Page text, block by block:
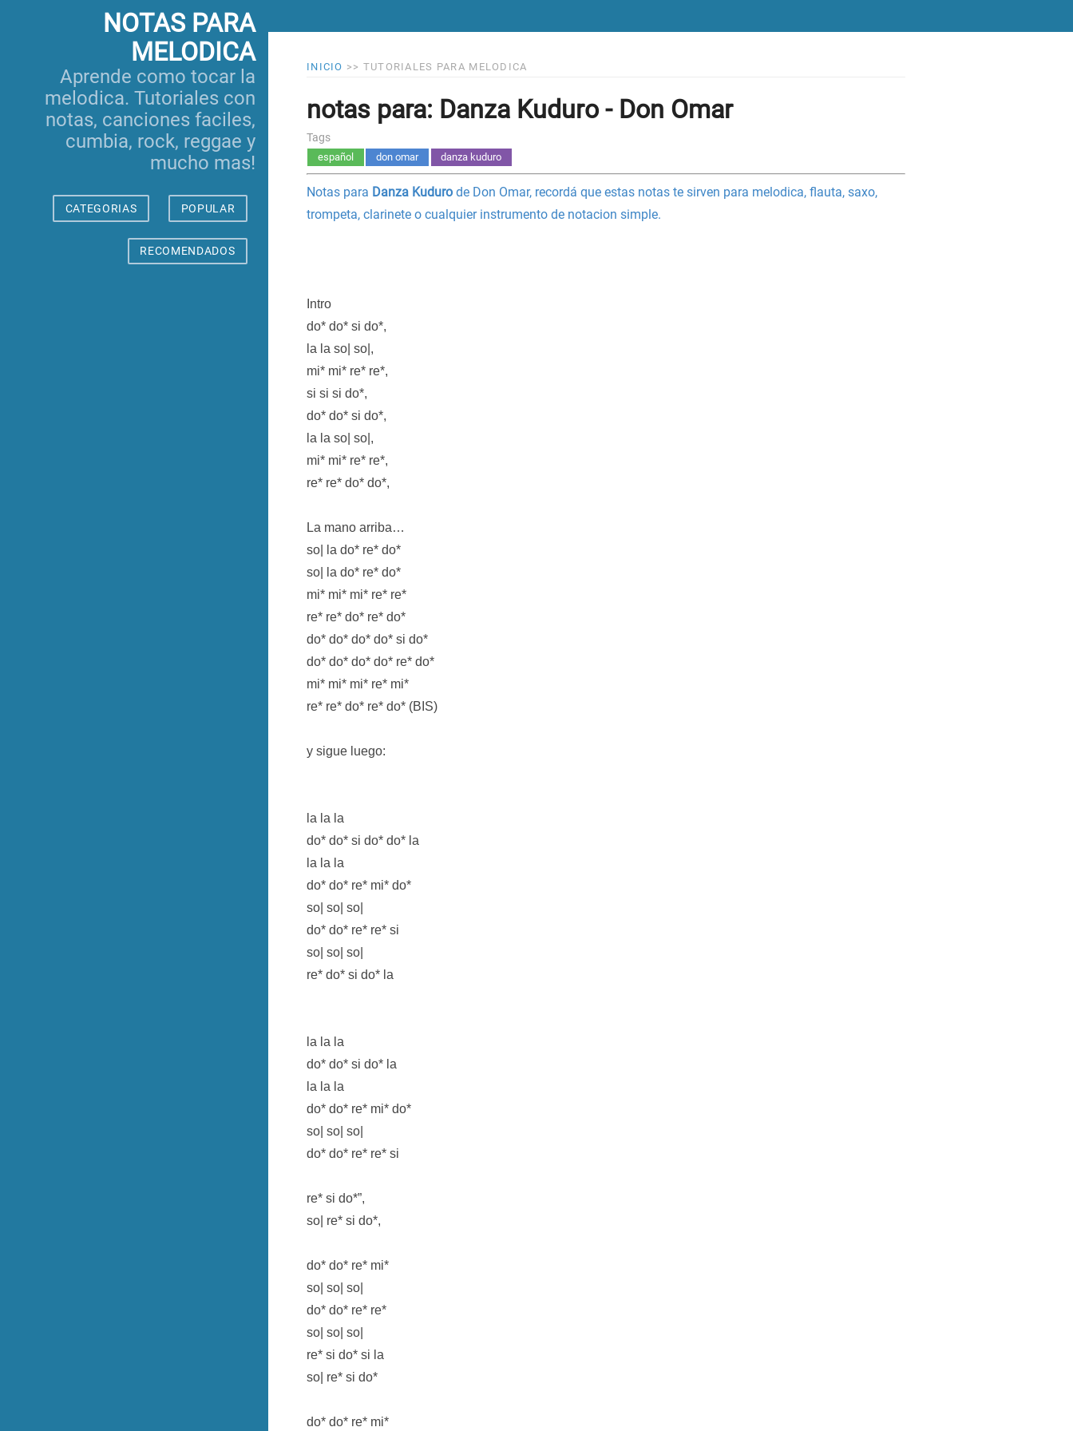
NOTAS PARA
MELODICA
Aprende como tocar la
melodica. Tutoriales con
notas, canciones faciles,
cumbia, rock, reggae y
mucho mas!
CATEGORIAS POPULAR
RECOMENDADOS
INICIO >> TUTORIALES PARA MELODICA
notas para: Danza Kuduro - Don Omar
Tags
español don omar danza kuduro
Notas para Danza Kuduro de Don Omar, recordá que estas notas te sirven para melodica, flauta, saxo,
trompeta, clarinete o cualquier instrumento de notacion simple.
Intro
do* do* si do*,
la la so| so|,
mi* mi* re* re*,
si si si do*,
do* do* si do*,
la la so| so|,
mi* mi* re* re*,
re* re* do* do*,
La mano arriba…
so| la do* re* do*
so| la do* re* do*
mi* mi* mi* re* re*
re* re* do* re* do*
do* do* do* do* si do*
do* do* do* do* re* do*
mi* mi* mi* re* mi*
re* re* do* re* do* (BIS)
y sigue luego:
la la la
do* do* si do* do* la
la la la
do* do* re* mi* do*
so| so| so|
do* do* re* re* si
so| so| so|
re* do* si do* la
la la la
do* do* si do* la
la la la
do* do* re* mi* do*
so| so| so|
do* do* re* re* si
re* si do*”,
so| re* si do*,
do* do* re* mi*
so| so| so|
do* do* re* re*
so| so| so|
re* si do* si la
so| re* si do*
do* do* re* mi*